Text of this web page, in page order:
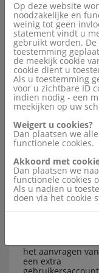
daarna op een
Extra gebruiker
Heeft u inlog
een multi-login aan
Wij geven u dan
Waar moet ik zijn
voor...
vragen over het
inloggen en de
het aanvragen van
een extra
gebruikersaccount.
Op deze website
noodzakelijke en
weinig tot geen
statement vindt u
gebruikt worden.
toestemming
de meekijk cookie
cookie dient u
Als u toestemming
voor u zichtbare ID
indien nodig - een
meekijken op uw
Weigert u cookies?
Dan plaatsen we
functionele cookies.
Akkoord met
Dan plaatsen we
functionele cookies
Als u nadien u
doen via het cookie